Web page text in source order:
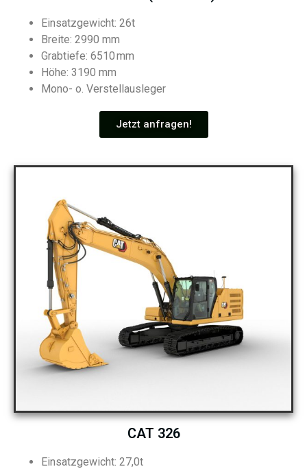
Einsatzgewicht: 26t
Breite: 2990 mm
Grabtiefe: 6510 mm
Höhe: 3190 mm
Mono- o. Verstellausleger
Jetzt anfragen!
CAT 326
Einsatzgewicht: 27,0t